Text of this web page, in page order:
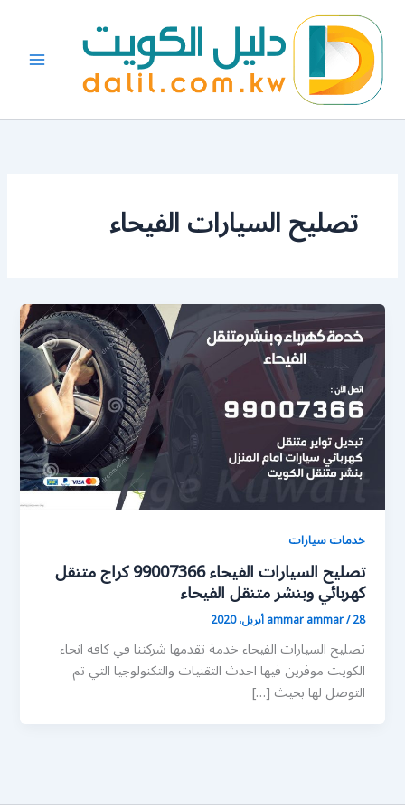
المحتوى
تصليح السيارات الفيحاء
خدمات سيارات
تصليح السيارات الفيحاء 99007366 كراج متنقل
كهربائي وبنشر متنقل الفيحاء
ammar ammar/28 أبريل، 2020
تصليح السيارات الفيحاء خدمة تقدمها شركتنا في كافة انحاء
الكويت موفرين فيها احدث التقنيات والتكنولوجيا التي تم
التوصل لها بحيث […]